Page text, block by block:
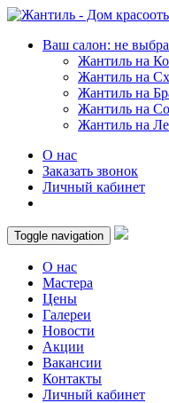
Ваш салон: не
Жантиль на
Жантиль на
Жантиль на
Жантиль на
Жантиль на
О нас
Заказать звонок
Личный кабинет
Toggle navigation
О нас
Мастера
Цены
Галереи
Новости
Акции
Вакансии
Контакты
Личный кабинет